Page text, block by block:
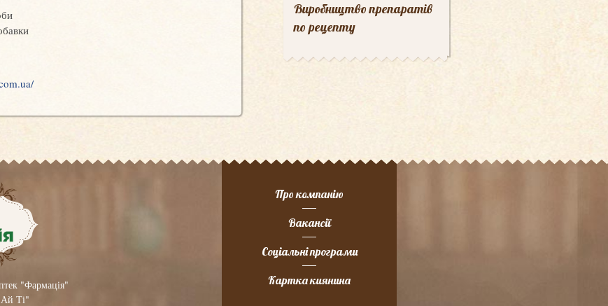
Виробництво препаратів
по рецепту
Про компанію
Вакансії
Соціальні програми
Картка киянина
"Фармація"
Ті"